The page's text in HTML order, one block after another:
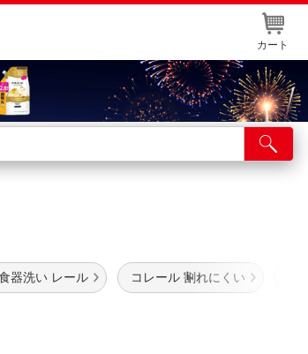
カート
器洗い レール コレール 割れにくい